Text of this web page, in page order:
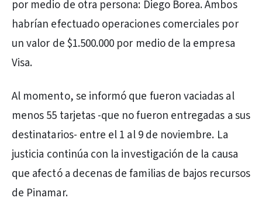
por medio de otra persona: Diego Borea. Ambos
habrían efectuado operaciones comerciales por
un valor de $1.500.000 por medio de la empresa
Visa.
Al momento, se informó que fueron vaciadas al
menos 55 tarjetas -que no fueron entregadas a sus
destinatarios- entre el 1 al 9 de noviembre. La
justicia continúa con la investigación de la causa
que afectó a decenas de familias de bajos recursos
de Pinamar.